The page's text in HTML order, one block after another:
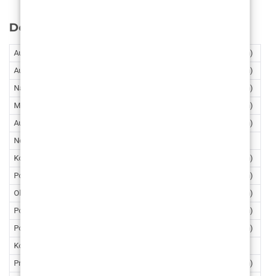
Dermalni fileri
Augmentacija usana 0.55ml
210€ (1582,25 kn)
Augmentacija usana 1ml
360€ (2712,42 kn)
Nazolabijalne linije 1ml
360€ (2712,42 kn)
Marionetske linije 1ml
360€ (2712,42 kn)
Augmentacija jagodica / obraza 1ml
360€ (2712,42 kn)
Nekirurška korekcija nosa
Korekcija podočnjaka 1ml
360€ (2712,42 kn)
Povećanje brade 1ml
360€ (2712,42 kn)
Oblikovanje linije čeljusti 1ml
360€ (2712,42 kn)
Popunjavanje pušačkih perioralnih linija 1ml
360€ (2712,42 kn)
Pomlađivanje ruku Radiesse 1.5ml
420€ (3164,49 kn)
Korekcija / Razgrađivanje filera (Hijaluronidaza)
Profhilo (1 tretman – 2ml)
270€ (2034,32 kn)